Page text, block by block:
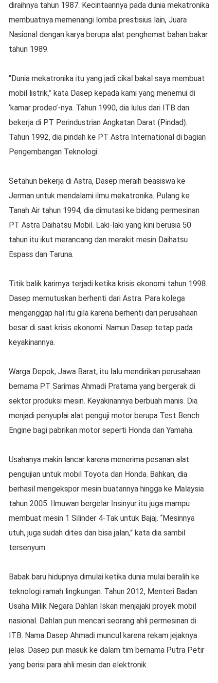
diraihnya tahun 1987. Kecintaannya pada dunia mekatronika
membuatnya memenangi lomba prestisius lain, Juara
Nasional dengan karya berupa alat penghemat bahan bakar
tahun 1989.
“Dunia mekatronika itu yang jadi cikal bakal saya membuat
mobil listrik,” kata Dasep kepada kami yang menemui di
‘kamar prodeo’-nya. Tahun 1990, dia lulus dari ITB dan
bekerja di PT Perindustrian Angkatan Darat (Pindad).
Tahun 1992, dia pindah ke PT Astra International di bagian
Pengembangan Teknologi.
Setahun bekerja di Astra, Dasep meraih beasiswa ke
Jerman untuk mendalami ilmu mekatronika. Pulang ke
Tanah Air tahun 1994, dia dimutasi ke bidang permesinan
PT Astra Daihatsu Mobil. Laki-laki yang kini berusia 50
tahun itu ikut merancang dan merakit mesin Daihatsu
Espass dan Taruna.
Titik balik karirnya terjadi ketika krisis ekonomi tahun 1998.
Dasep memutuskan berhenti dari Astra. Para kolega
menganggap hal itu gila karena berhenti dari perusahaan
besar di saat krisis ekonomi. Namun Dasep tetap pada
keyakinannya.
Warga Depok, Jawa Barat, itu lalu mendirikan perusahaan
bernama PT Sarimas Ahmadi Pratama yang bergerak di
sektor produksi mesin. Keyakinannya berbuah manis. Dia
menjadi penyuplai alat penguji motor berupa Test Bench
Engine bagi pabrikan motor seperti Honda dan Yamaha.
Usahanya makin lancar karena menerima pesanan alat
pengujian untuk mobil Toyota dan Honda. Bahkan, dia
berhasil mengekspor mesin buatannya hingga ke Malaysia
tahun 2005. Ilmuwan bergelar Insinyur itu juga mampu
membuat mesin 1 Silinder 4-Tak untuk Bajaj. “Mesinnya
utuh, juga sudah dites dan bisa jalan,” kata dia sambil
tersenyum.
Babak baru hidupnya dimulai ketika dunia mulai beralih ke
teknologi ramah lingkungan. Tahun 2012, Menteri Badan
Usaha Milik Negara Dahlan Iskan menjajaki proyek mobil
nasional. Dahlan pun mencari seorang ahli permesinan di
ITB. Nama Dasep Ahmadi muncul karena rekam jejaknya
jelas. Dasep pun masuk ke dalam tim bernama Putra Petir
yang berisi para ahli mesin dan elektronik.